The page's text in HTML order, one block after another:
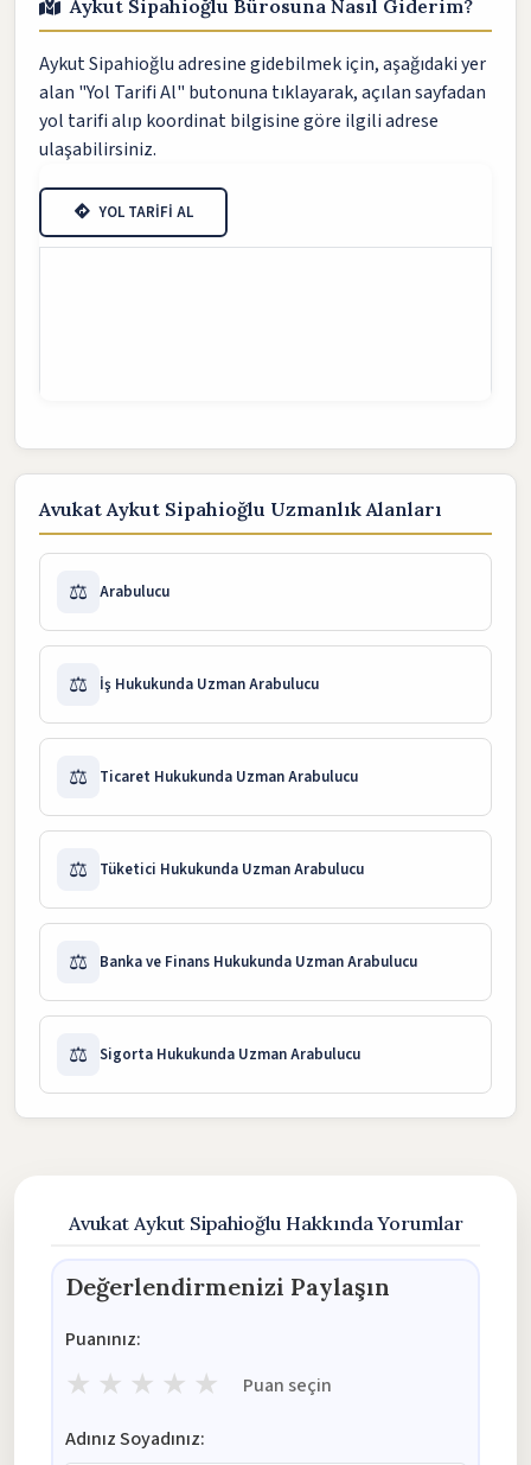
Aykut Sipahioğlu Bürosuna Nasıl Giderim?
Aykut Sipahioğlu adresine gidebilmek için, aşağıdaki yer
alan "Yol Tarifi Al" butonuna tıklayarak, açılan sayfadan
yol tarifi alıp koordinat bilgisine göre ilgili adrese
ulaşabilirsiniz.
YOL TARİFİ AL
Avukat Aykut Sipahioğlu Uzmanlık Alanları
⚖️ Arabulucu
⚖️ İş Hukukunda Uzman Arabulucu
⚖️ Ticaret Hukukunda Uzman Arabulucu
⚖️ Tüketici Hukukunda Uzman Arabulucu
⚖️ Banka ve Finans Hukukunda Uzman Arabulucu
⚖️ Sigorta Hukukunda Uzman Arabulucu
Avukat Aykut Sipahioğlu Hakkında Yorumlar
Değerlendirmenizi Paylaşın
Puanınız:
★ ★ ★ ★ ★ Puan seçin
Adınız Soyadınız: